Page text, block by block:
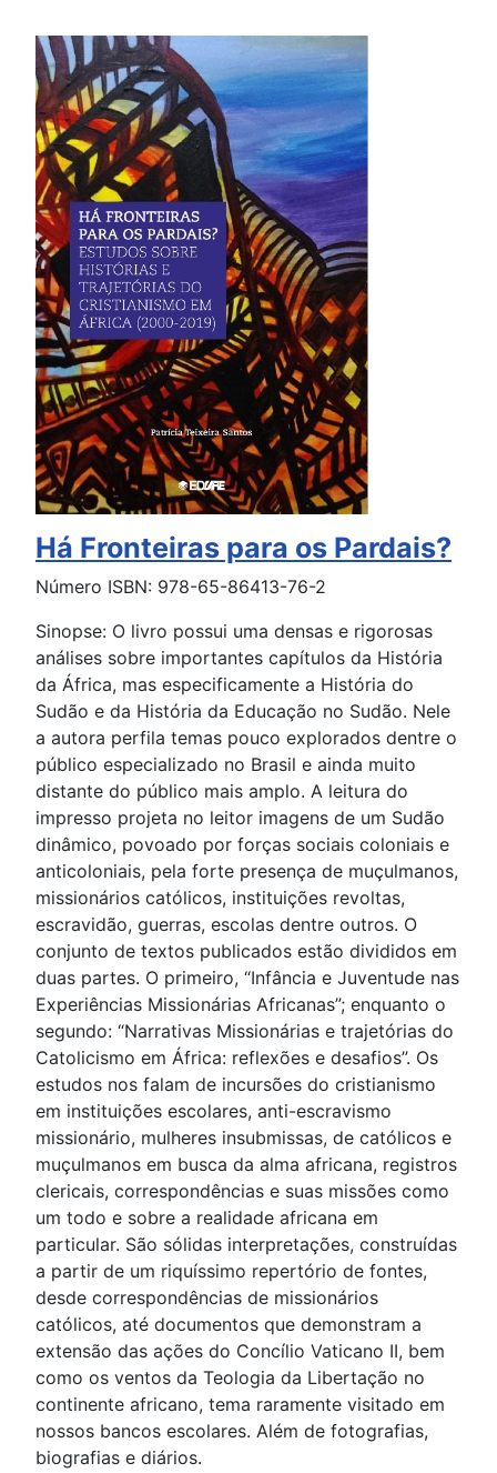
Há Fronteiras para os Pardais?
Número ISBN: 978-65-86413-76-2
Sinopse: O livro possui uma densas e rigorosas
análises sobre importantes capítulos da História
da África, mas especificamente a História do
Sudão e da História da Educação no Sudão. Nele
a autora perfila temas pouco explorados dentre o
público especializado no Brasil e ainda muito
distante do público mais amplo. A leitura do
impresso projeta no leitor imagens de um Sudão
dinâmico, povoado por forças sociais coloniais e
anticoloniais, pela forte presença de muçulmanos,
missionários católicos, instituições revoltas,
escravidão, guerras, escolas dentre outros. O
conjunto de textos publicados estão divididos em
duas partes. O primeiro, “Infância e Juventude nas
Experiências Missionárias Africanas”; enquanto o
segundo: “Narrativas Missionárias e trajetórias do
Catolicismo em África: reflexões e desafios”. Os
estudos nos falam de incursões do cristianismo
em instituições escolares, anti-escravismo
missionário, mulheres insubmissas, de católicos e
muçulmanos em busca da alma africana, registros
clericais, correspondências e suas missões como
um todo e sobre a realidade africana em
particular. São sólidas interpretações, construídas
a partir de um riquíssimo repertório de fontes,
desde correspondências de missionários
católicos, até documentos que demonstram a
extensão das ações do Concílio Vaticano II, bem
como os ventos da Teologia da Libertação no
continente africano, tema raramente visitado em
nossos bancos escolares. Além de fotografias,
biografias e diários.